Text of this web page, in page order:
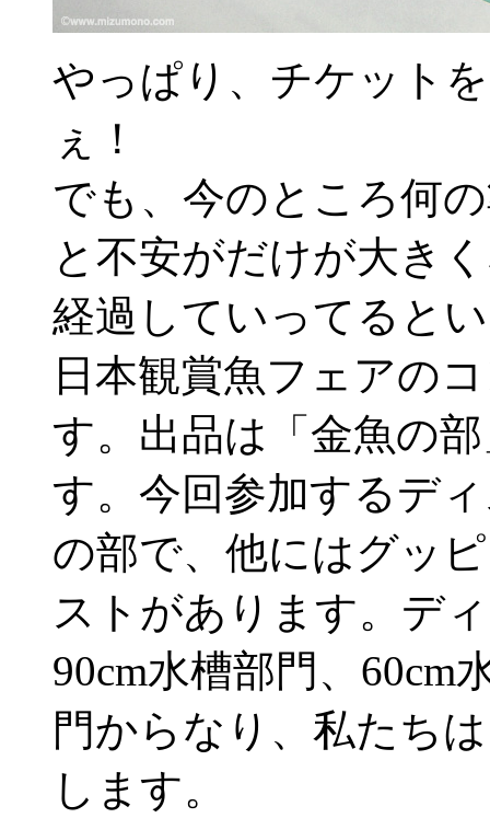
やっぱり、チケット
ぇ！
でも、今のところ何
と不安がだけが大き
経過していってると
日本観賞魚フェアの
す。出品は「金魚の
す。今回参加するデ
の部で、他にはグッ
ストがあります。デ
90cm水槽部門、60cm
門からなり、私たち
します。